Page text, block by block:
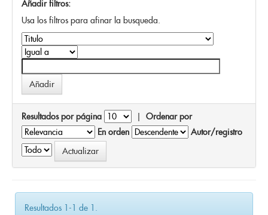
Añadir filtros:
Usa los filtros para afinar la busqueda.
Resultados por página | Ordenar por
En orden
Autor/registro
Resultados 1-1 de 1.